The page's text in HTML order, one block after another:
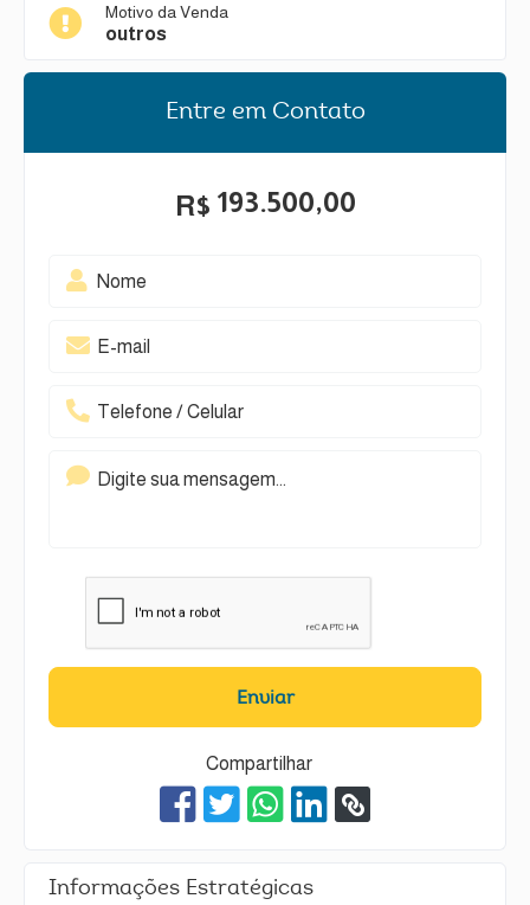
Motivo da Venda
outros
Entre em Contato
R$ 193.500,00
Enviar
Compartilhar
Informações Estratégicas